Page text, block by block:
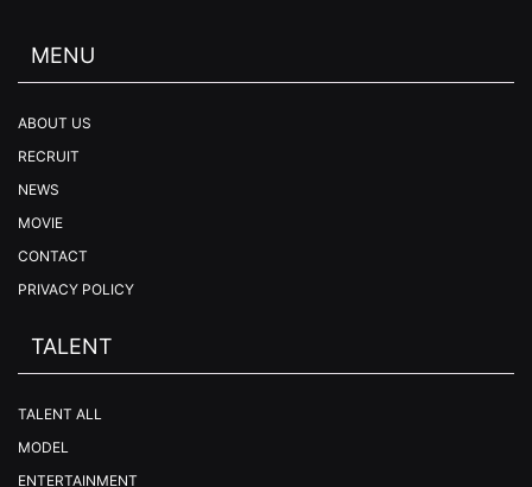
MENU
ABOUT US
RECRUIT
NEWS
MOVIE
CONTACT
PRIVACY POLICY
TALENT
TALENT ALL
MODEL
ENTERTAINMENT